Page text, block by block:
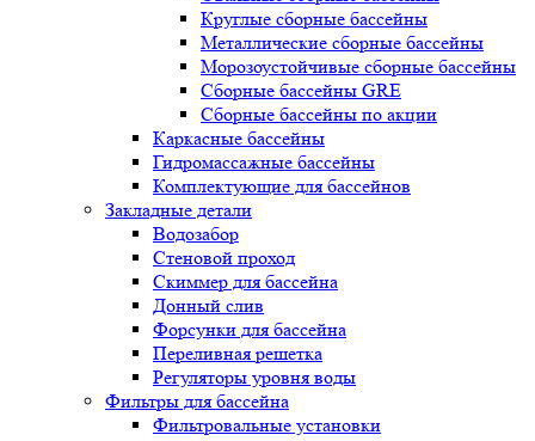
Круглые сборные бассейны
Металлические сборные бассейны
Морозоустойчивые сборные бассейны
Сборные бассейны GRE
Сборные бассейны по акции
Каркасные бассейны
Гидромассажные бассейны
Комплектующие для бассейнов
Закладные детали
Водозабор
Стеновой проход
Скиммер для бассейна
Донный слив
Форсунки для бассейна
Переливная решетка
Регуляторы уровня воды
Фильтры для бассейна
Фильтровальные установки